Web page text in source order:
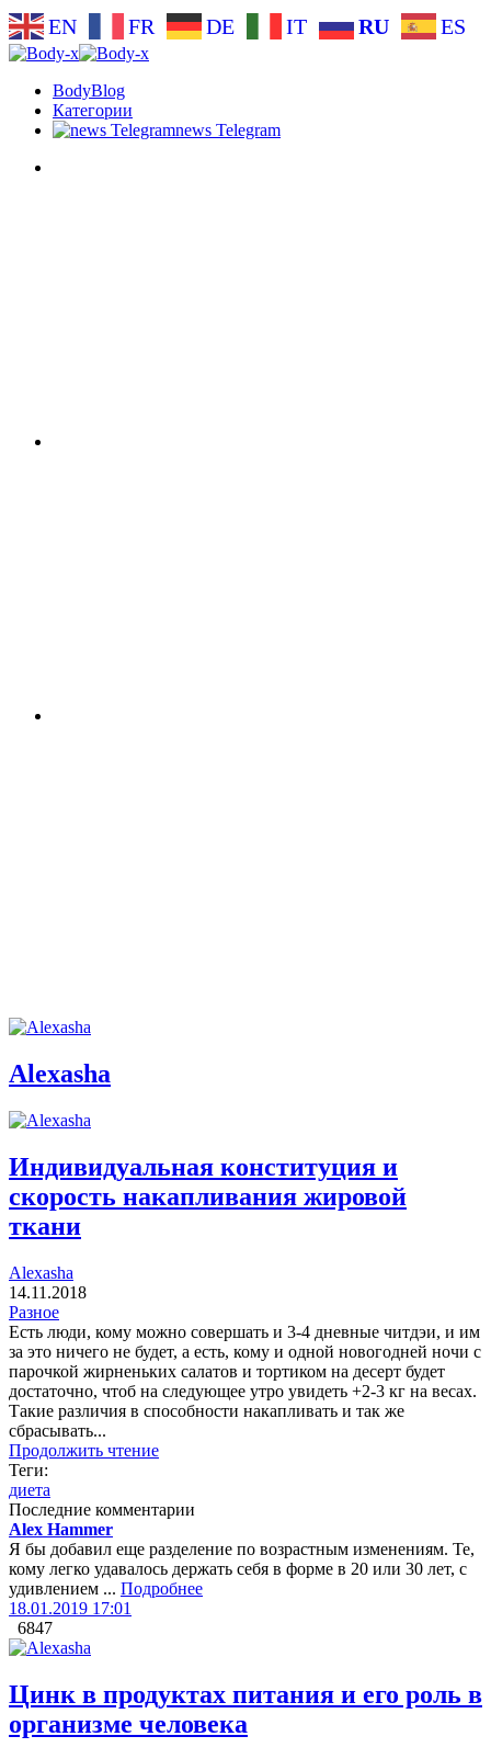
EN FR DE IT RU ES
BodyBlog
Категории
news Telegram
Alexasha
Индивидуальная конституция и
скорость накапливания жировой
ткани
Alexasha
14.11.2018
Разное
Есть люди, кому можно совершать и 3-4 дневные читдэи, и им
за это ничего не будет, а есть, кому и одной новогодней ночи с
парочкой жирненьких салатов и тортиком на десерт будет
достаточно, чтоб на следующее утро увидеть +2-3 кг на весах.
Такие различия в способности накапливать и так же
сбрасывать...
Продолжить чтение
Теги:
диета
Последние комментарии
Alex Hammer
Я бы добавил еще разделение по возрастным изменениям. Те,
кому легко удавалось держать себя в форме в 20 или 30 лет, с
удивлением ... Подробнее
18.01.2019 17:01
6847
Цинк в продуктах питания и его роль в
организме человека